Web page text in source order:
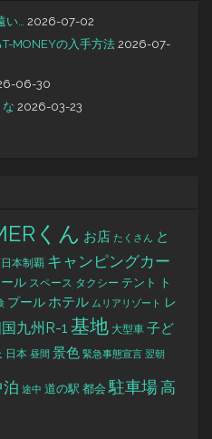
…
2026-07-02
MONEYの入手方法 2026-07-
06-30
2026-03-23
くん お店 たくさん と
本制覇 キャンピングカー
ル スペース タクシー テント
ト
プールホテル ムリアリゾート
レ
国九州R-1 基地 大型車 子ど
日本 昼間 景色 緊急事態宣言 翌朝
途中 道の駅 都会 駐車場高